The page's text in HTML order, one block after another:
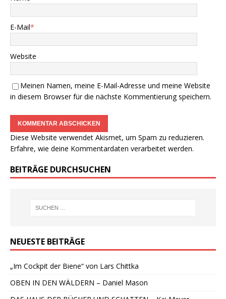
E-Mail*
Website
Meinen Namen, meine E-Mail-Adresse und meine Website
in diesem Browser für die nächste Kommentierung speichern.
Diese Website verwendet Akismet, um Spam zu reduzieren.
Erfahre, wie deine Kommentardaten verarbeitet werden.
BEITRÄGE DURCHSUCHEN
NEUESTE BEITRÄGE
„Im Cockpit der Biene“ von Lars Chittka
OBEN IN DEN WÄLDERN – Daniel Mason